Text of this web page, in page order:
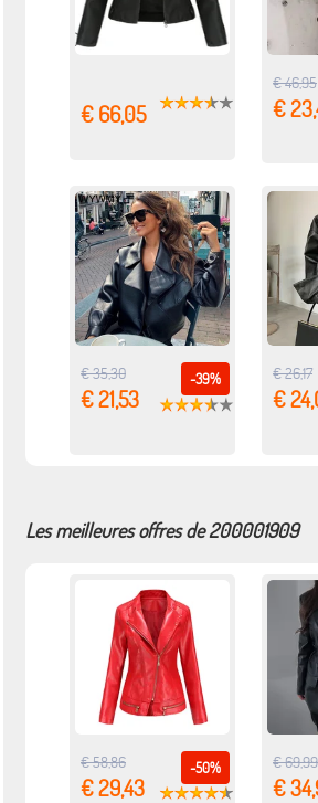
€ 66,05
€ 46,95
€
-39%
€ 35,30
€ 21,53
€ 26,17
€
Les meilleures offres de 200001909
-50%
€ 58,86
€ 29,43
€ 69,99
€